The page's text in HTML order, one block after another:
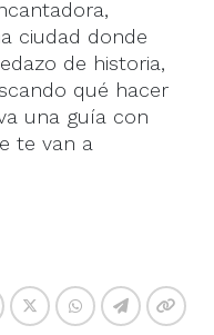
ciudad donde
de historia,
qué hacer
una guía con
te van a